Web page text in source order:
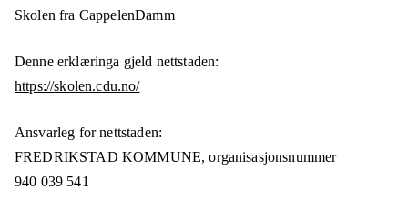
Skolen fra CappelenDamm
Denne erklæringa gjeld nettstaden:
https://skolen.cdu.no/
Ansvarleg for nettstaden:
FREDRIKSTAD KOMMUNE,organisasjonsnummer
940 039 541